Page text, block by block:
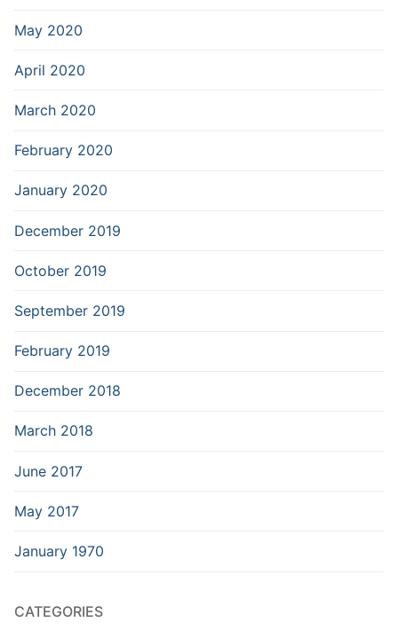
May 2020
April 2020
March 2020
February 2020
January 2020
December 2019
October 2019
September 2019
February 2019
December 2018
March 2018
June 2017
May 2017
January 1970
CATEGORIES